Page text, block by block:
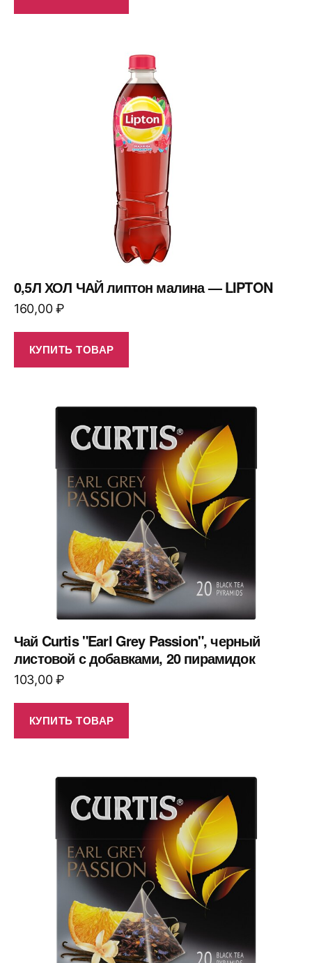
0,5Л ХОЛ ЧАЙ липтон малина — LIPTON
160,00₽
КУПИТЬ ТОВАР
Чай Curtis "Earl Grey Passion", черный
листовой с добавками, 20 пирамидок
103,00₽
КУПИТЬ ТОВАР